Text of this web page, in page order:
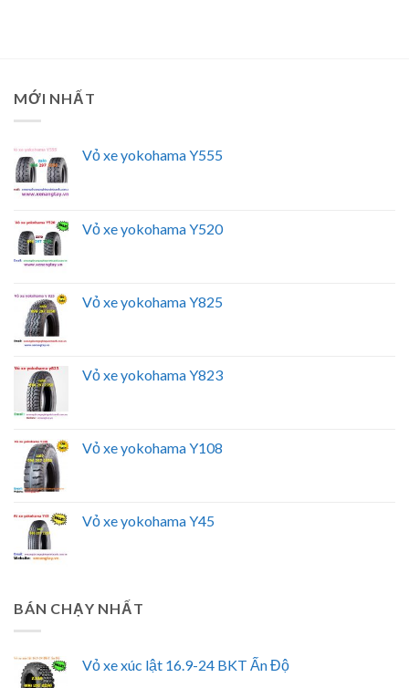
MỚI NHẤT
Vỏ xe yokohama Y555
Vỏ xe yokohama Y520
Vỏ xe yokohama Y825
Vỏ xe yokohama Y823
Vỏ xe yokohama Y108
Vỏ xe yokohama Y45
BÁN CHẠY NHẤT
Vỏ xe xúc lật 16.9-24 BKT Ấn Độ